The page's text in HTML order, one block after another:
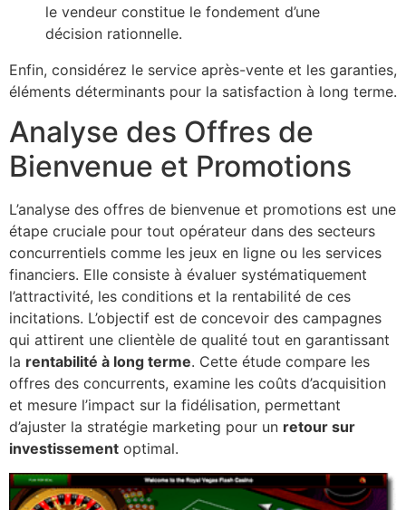
le vendeur constitue le fondement d’une
décision rationnelle.
Enfin, considérez le service après-vente et les garanties,
éléments déterminants pour la satisfaction à long terme.
Analyse des Offres de
Bienvenue et Promotions
L’analyse des offres de bienvenue et promotions est une
étape cruciale pour tout opérateur dans des secteurs
concurrentiels comme les jeux en ligne ou les services
financiers. Elle consiste à évaluer systématiquement
l’attractivité, les conditions et la rentabilité de ces
incitations. L’objectif est de concevoir des campagnes
qui attirent une clientèle de qualité tout en garantissant
la rentabilité à long terme. Cette étude compare les
offres des concurrents, examine les coûts d’acquisition
et mesure l’impact sur la fidélisation, permettant
d’ajuster la stratégie marketing pour un retour sur
investissement optimal.